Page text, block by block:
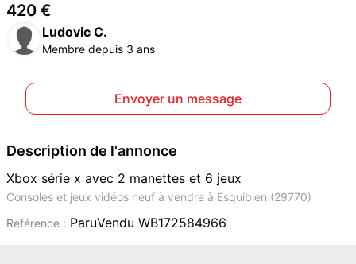
420 €
Ludovic C.
Membre depuis 3 ans
Envoyer un message
Description de l'annonce
Xbox série x avec 2 manettes et 6 jeux
Consoles et jeux vidéos neuf à vendre à Esquibien (29770)
Référence : ParuVendu WB172584966